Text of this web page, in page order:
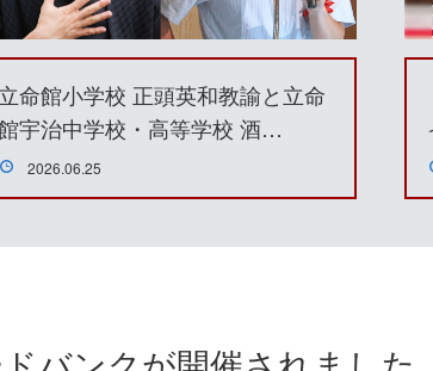
立命館小学校 正頭英和教諭と立命
宇治中学校・高等学校 酒…
2026.06.25